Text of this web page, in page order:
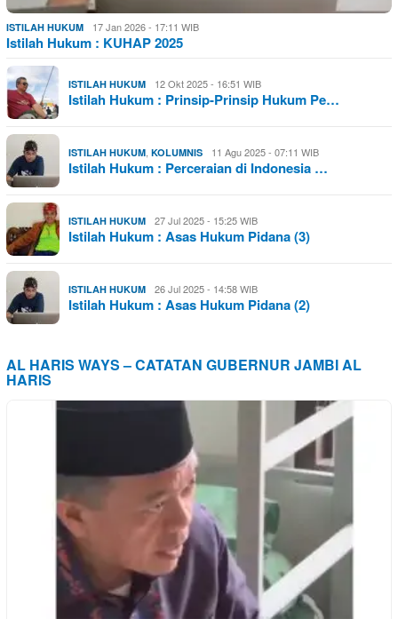
ISTILAH HUKUM 17 Jan 2026 - 17:11 WIB
Istilah Hukum : KUHAP 2025
ISTILAH HUKUM 12 Okt 2025 - 16:51 WIB
Istilah Hukum : Prinsip-Prinsip Hukum Pe…
ISTILAH HUKUM, KOLUMNIS 11 Agu 2025 - 07:11 WIB
Istilah Hukum : Perceraian di Indonesia …
ISTILAH HUKUM 27 Jul 2025 - 15:25 WIB
Istilah Hukum : Asas Hukum Pidana (3)
ISTILAH HUKUM 26 Jul 2025 - 14:58 WIB
Istilah Hukum : Asas Hukum Pidana (2)
AL HARIS WAYS – CATATAN GUBERNUR JAMBI AL
HARIS